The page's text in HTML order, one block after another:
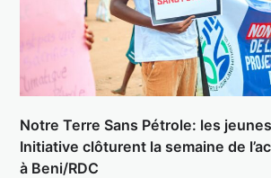
Notre Terre Sans Pétrole: les
Initiative clôturent la semaine de
à Beni/RDC